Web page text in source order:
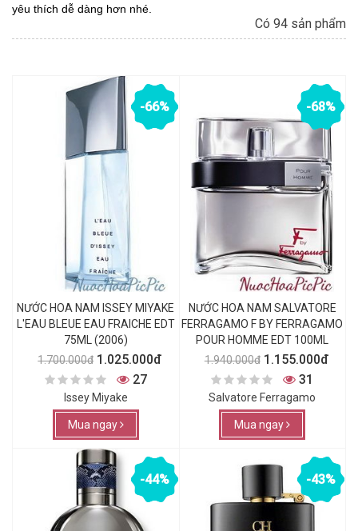
yêu thích dễ dàng hơn nhé.
Có 94 sản phẩm
-66%
NƯỚC HOA NAM ISSEY MIYAKE
L'EAU BLEUE EAU FRAICHE EDT
75ML (2006)
1.700.000đ 1.025.000đ
27
Issey Miyake
Mua ngay
-68%
NƯỚC HOA NAM SALVATORE
FERRAGAMO F BY FERRAGAMO
POUR HOMME EDT 100ML
1.940.000đ 1.155.000đ
31
Salvatore Ferragamo
Mua ngay
-44% -43%